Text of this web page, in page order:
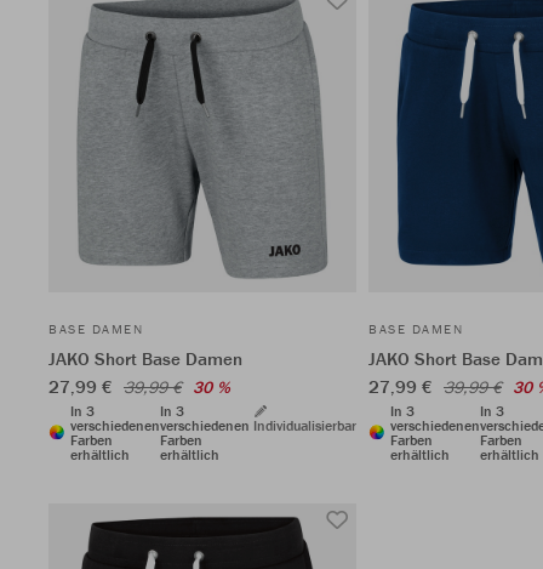
BASE DAMEN
JAKO Short Base Damen
27,99 € 39,99 € 30 %
In 3
verschiedenen
Farben
erhältlich
In 3
verschiedenen
Farben
erhältlich
Individualisierbar
BASE DAMEN
JAKO Short Base
27,99 € 39,99 € 30
In 3
verschiedenen
Farben
erhältlich
In 3
Farben
erhältlich